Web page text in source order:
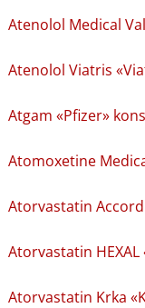
Atenolol Medical
Atenolol Viatris
Atgam «Pfizer»
Atomoxetine
Atorvastatin
Atorvastatin HEXAL
Atorvastatin Krka